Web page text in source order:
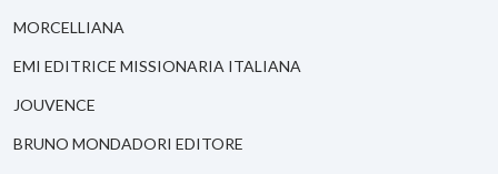
MORCELLIANA
EMI EDITRICE MISSIONARIA ITALIANA
JOUVENCE
BRUNO MONDADORI EDITORE